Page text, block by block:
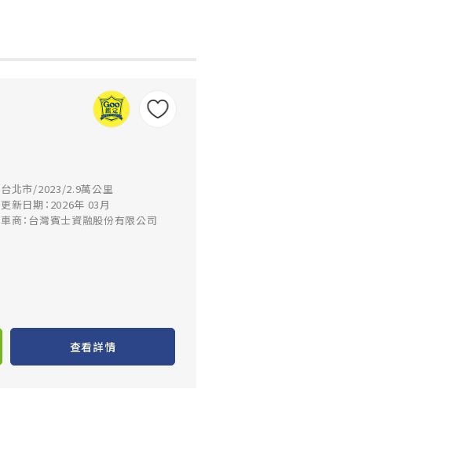
台北市/2023/2.9萬公里
更新日期：2026年 03月
車商：台灣賓士資融股份有限公司
查看詳情